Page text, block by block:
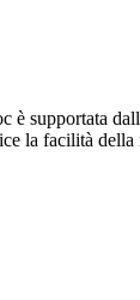
supportata
la facilità